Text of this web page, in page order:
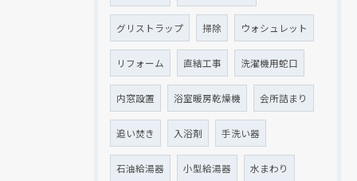
グリストラップ 掃除 ウォシュレット
リフォーム 直結工事 洗濯機用蛇口
内窓設置 浴室暖房乾燥機 会所詰まり
追い焚き 入浴剤 手洗い器
石油給湯器 小型給湯器 水まわり